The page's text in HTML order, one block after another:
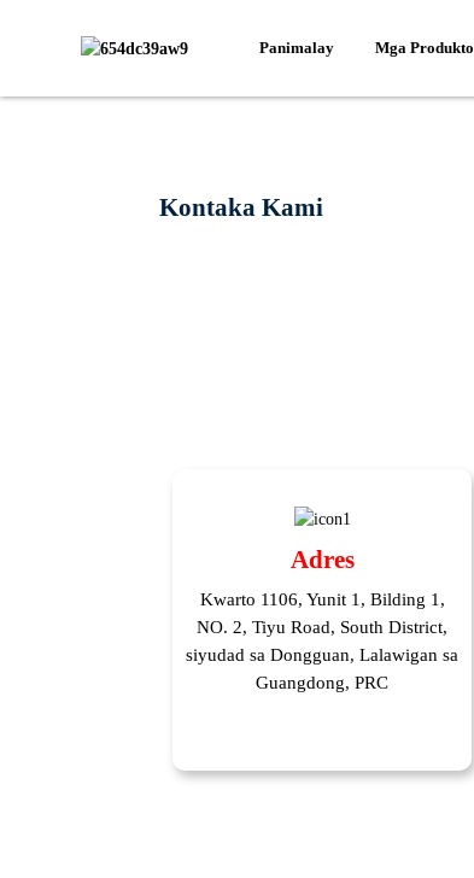
Panimalay Mga Produkto
Kontaka Kami
Adres
Kwarto 1106, Yunit 1, Bilding 1,
NO. 2, Tiyu Road, South District,
siyudad sa Dongguan, Lalawigan sa
Guangdong, PRC